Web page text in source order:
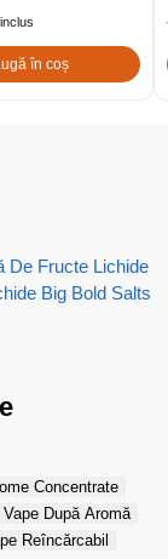
în coș
De Fructe Lichide
Big Bold Salts
Concentrate
Vape După Aromă
Reîncărcabil